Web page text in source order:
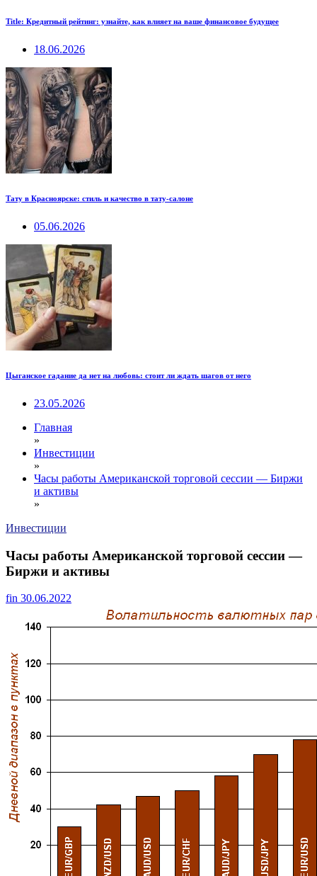
Title: Кредитный рейтинг: узнайте, как влияет на ваше финансовое будущее
18.06.2026
Тату в Красноярске: стиль и качество в тату-салоне
05.06.2026
Цыганское гадание да нет на любовь: стоит ли ждать шагов от него
23.05.2026
Главная
»
Инвестиции
»
Часы работы Американской торговой сессии — Биржи
и активы
»
Инвестиции
Часы работы Американской торговой сессии —
Биржи и активы
fin 30.06.2022